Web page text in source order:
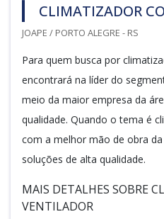
CLIMATIZADOR
JOAPE / PORTO ALEGRE - RS
Para quem busca por
encontrará na líder do
meio da maior empresa da
qualidade. Quando o tema é
com a melhor mão de obra
soluções de alta qualidade.
MAIS DETALHES SOBRE
VENTILADOR